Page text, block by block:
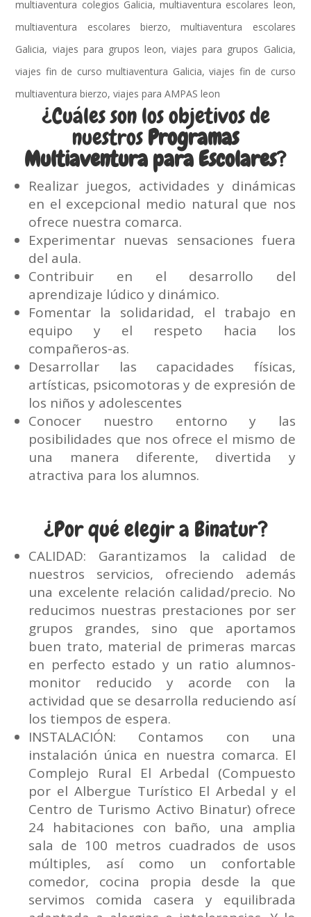
¿Cuáles son los objetivos de
nuestros Programas
Multiaventura para Escolares?
Realizar juegos, actividades y dinámicas
en el excepcional medio natural que nos
ofrece nuestra comarca.
Experimentar nuevas sensaciones fuera
del aula.
Contribuir en el desarrollo del
aprendizaje lúdico y dinámico.
Fomentar la solidaridad, el trabajo en
equipo y el respeto hacia los
compañeros-as.
Desarrollar las capacidades físicas,
artísticas, psicomotoras y de expresión de
los niños y adolescentes
Conocer nuestro entorno y las
posibilidades que nos ofrece el mismo de
una manera diferente, divertida y
atractiva para los alumnos.
¿Por qué elegir a Binatur?
CALIDAD: Garantizamos la calidad de
nuestros servicios, ofreciendo además
una excelente relación calidad/precio. No
reducimos nuestras prestaciones por ser
grupos grandes, sino que aportamos
buen trato, material de primeras marcas
en perfecto estado y un ratio alumnos-
monitor reducido y acorde con la
actividad que se desarrolla reduciendo así
los tiempos de espera.
INSTALACIÓN: Contamos con una
instalación única en nuestra comarca. El
Complejo Rural El Arbedal (Compuesto
por el Albergue Turístico El Arbedal y el
Centro de Turismo Activo Binatur) ofrece
24 habitaciones con baño, una amplia
sala de 100 metros cuadrados de usos
múltiples, así como un confortable
comedor, cocina propia desde la que
servimos comida casera y equilibrada